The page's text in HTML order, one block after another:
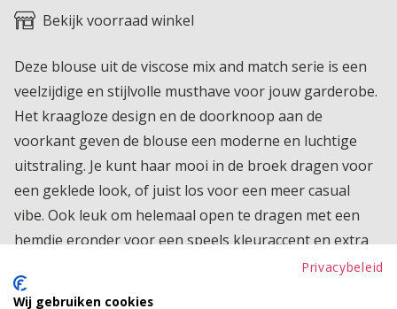
Bekijk voorraad winkel
Deze blouse uit de viscose mix and match serie is een
veelzijdige en stijlvolle musthave voor jouw garderobe.
Het kraagloze design en de doorknoop aan de
voorkant geven de blouse een moderne en luchtige
uitstraling. Je kunt haar mooi in de broek dragen voor
een geklede look, of juist los voor een meer casual
vibe. Ook leuk om helemaal open te dragen met een
hemdje eronder voor een speels kleuraccent en extra
stylingmogelijkheden. De korte poffende mouwtjes
zorgen voor een vrouwelijke en trendy touch die de
Privacybeleid
Wij gebruiken cookies